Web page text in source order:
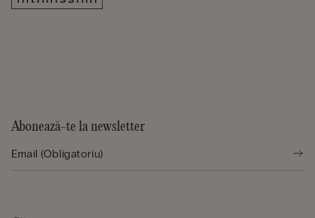
Abonează-te la newsletter